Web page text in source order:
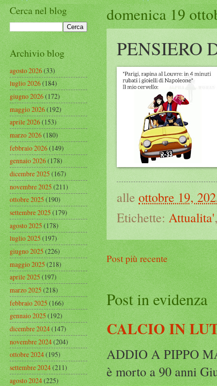
domenica 19
PENSIERO
alle ottobre 19,
Etichette: Attualita'
Post più recente
Post in evidenza
CALCIO IN
ADDIO A PIPPO
è morto a 90 anni
Cerca nel blog
Archivio blog
agosto 2026(33)
luglio 2026(184)
giugno 2026(172)
maggio 2026(192)
aprile 2026(153)
marzo 2026(180)
febbraio 2026(149)
gennaio 2026(178)
dicembre 2025(167)
novembre 2025(211)
ottobre 2025(190)
settembre 2025(179)
agosto 2025(178)
luglio 2025(197)
giugno 2025(226)
maggio 2025(218)
aprile 2025(197)
marzo 2025(218)
febbraio 2025(166)
gennaio 2025(192)
dicembre 2024(147)
novembre 2024(204)
ottobre 2024(195)
settembre 2024(211)
agosto 2024(225)